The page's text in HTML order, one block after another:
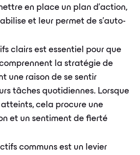
en place un plan d'action,
et leur permet de s'auto-
clairs est essentiel pour que
la stratégie de
une raison de se sentir
tâches quotidiennes. Lorsque
cela procure une
et un sentiment de fierté
communs est un levier